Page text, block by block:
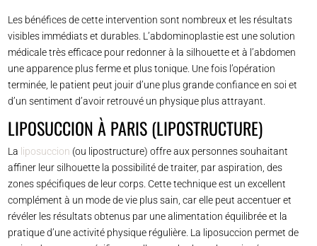
Les bénéfices de cette intervention sont nombreux et les résultats
visibles immédiats et durables. L’abdominoplastie est une solution
médicale très efficace pour redonner à la silhouette et à l’abdomen
une apparence plus ferme et plus tonique. Une fois l’opération
terminée, le patient peut jouir d’une plus grande confiance en soi et
d’un sentiment d’avoir retrouvé un physique plus attrayant.
LIPOSUCCION À PARIS (LIPOSTRUCTURE)
La liposuccion (ou lipostructure) offre aux personnes souhaitant
affiner leur silhouette la possibilité de traiter, par aspiration, des
zones spécifiques de leur corps. Cette technique est un excellent
complément à un mode de vie plus sain, car elle peut accentuer et
révéler les résultats obtenus par une alimentation équilibrée et la
pratique d’une activité physique régulière. La liposuccion permet de